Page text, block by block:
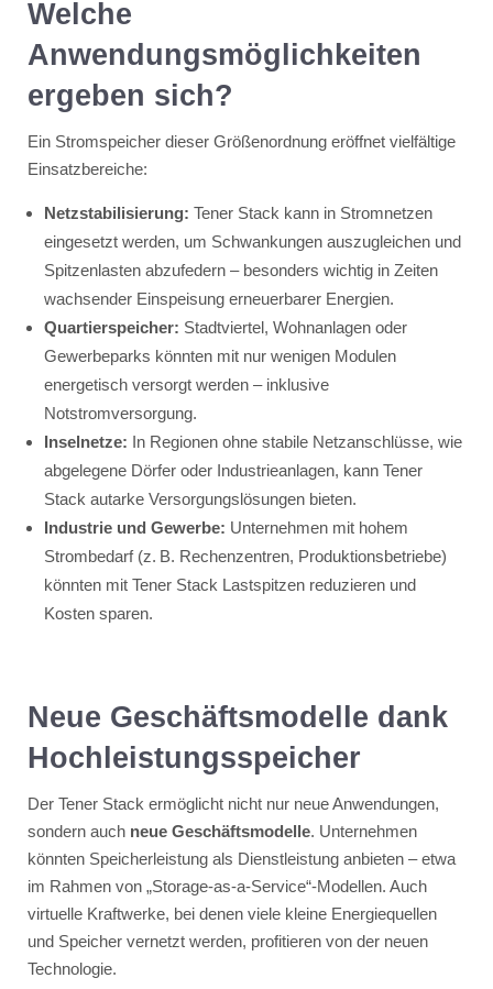
Welche
Anwendungsmöglichkeiten
ergeben sich?
Ein Stromspeicher dieser Größenordnung eröffnet vielfältige
Einsatzbereiche:
Netzstabilisierung: Tener Stack kann in Stromnetzen
eingesetzt werden, um Schwankungen auszugleichen und
Spitzenlasten abzufedern – besonders wichtig in Zeiten
wachsender Einspeisung erneuerbarer Energien.
Quartierspeicher: Stadtviertel, Wohnanlagen oder
Gewerbeparks könnten mit nur wenigen Modulen
energetisch versorgt werden – inklusive
Notstromversorgung.
Inselnetze: In Regionen ohne stabile Netzanschlüsse, wie
abgelegene Dörfer oder Industrieanlagen, kann Tener
Stack autarke Versorgungslösungen bieten.
Industrie und Gewerbe: Unternehmen mit hohem
Strombedarf (z. B. Rechenzentren, Produktionsbetriebe)
könnten mit Tener Stack Lastspitzen reduzieren und
Kosten sparen.
Neue Geschäftsmodelle dank
Hochleistungsspeicher
Der Tener Stack ermöglicht nicht nur neue Anwendungen,
sondern auch neue Geschäftsmodelle. Unternehmen
könnten Speicherleistung als Dienstleistung anbieten – etwa
im Rahmen von „Storage-as-a-Service“-Modellen. Auch
virtuelle Kraftwerke, bei denen viele kleine Energiequellen
und Speicher vernetzt werden, profitieren von der neuen
Technologie.